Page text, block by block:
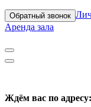
Обратный звонок
Аренда зала
Ждём вас по адресу: